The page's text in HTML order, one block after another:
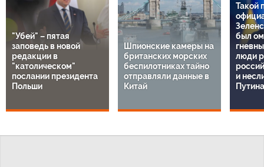
"Убей" – пятая
заповедь в новой
редакции в
"католическом"
послании президента
Польши
Шпионские камеры на
британских морских
беспилотниках тайно
отправляли данные в
Китай
Такой
был
люди
и
Путина